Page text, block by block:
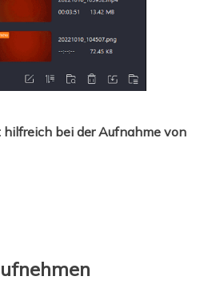
hilfreich bei der Aufnahme von